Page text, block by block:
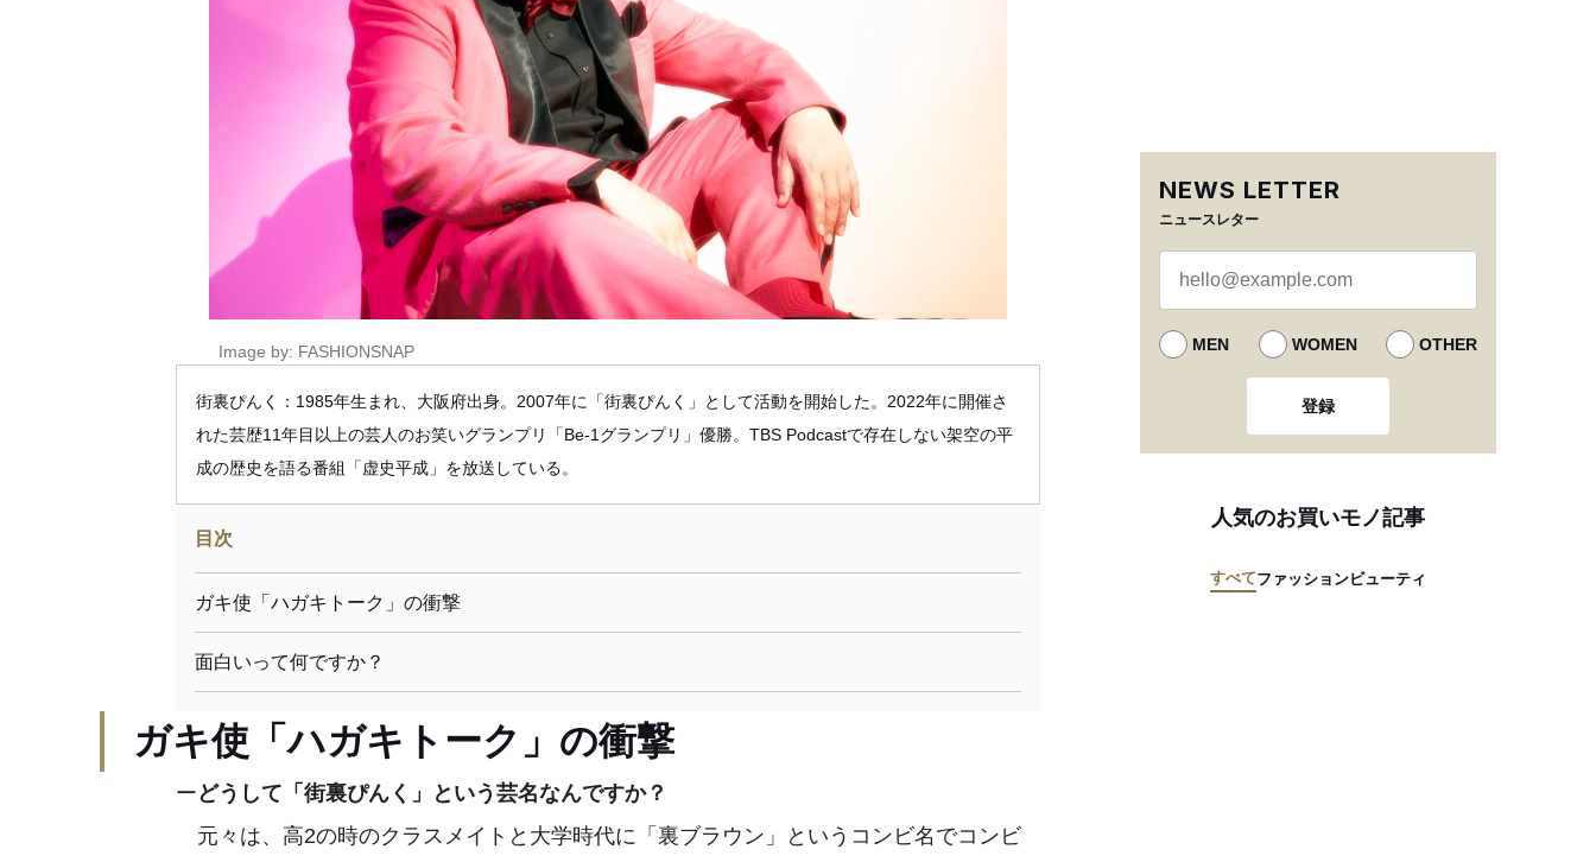
Image by: FASHIONSNAP
街裏ぴんく：1985年生まれ、大阪府出身。2007年に「街裏ぴんく」として活動を開始した。2022年に開催さ
れた芸歴11年目以上の芸人のお笑いグランプリ「Be-1グランプリ」優勝。TBS Podcastで存在しない架空の平
成の歴史を語る番組「虚史平成」を放送している。
目次
ガキ使「ハガキトーク」の衝撃
面白いって何ですか？
ガキ使「ハガキトーク」の衝撃
ーどうして「街裏ぴんく」という芸名なんですか？
元々は、高2の時のクラスメイトと大学時代に「裏ブラウン」というコンビ名でコンビ
NEWS LETTER
ニュースレター
MEN WOMEN OTHER
登録
人気のお買いモノ記事
すべてファッションビューティ